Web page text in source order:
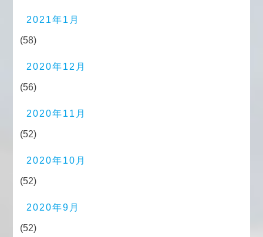
2021年1月
(58)
2020年12月
(56)
2020年11月
(52)
2020年10月
(52)
2020年9月
(52)